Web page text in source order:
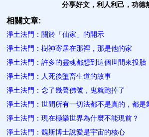
分享好文，利人利己，功德
相關文章:
淨土法門：關於「仙家」的開示
淨土法門：樹神寄居在那裡，那是他的家
淨土法門：許多的靈魂都想到這個世間來投胎
淨土法門：人死後墮畜生道的故事
淨土法門：念了幾聲佛號，鬼就跑掉了
淨土法門：世間所有一切法都不是真的，都是
淨土法門：現在極樂世界為什麼不能現前？
淨土法門：魏斯博士說愛是宇宙的核心